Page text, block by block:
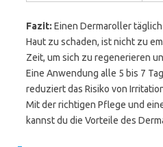
Fazit: Einen Dermaroller
Haut zu schaden, ist nicht zu
Zeit, um sich zu regenerieren
Eine Anwendung alle 5 bis 7
reduziert das Risiko von
Mit der richtigen Pflege und
kannst du die Vorteile des